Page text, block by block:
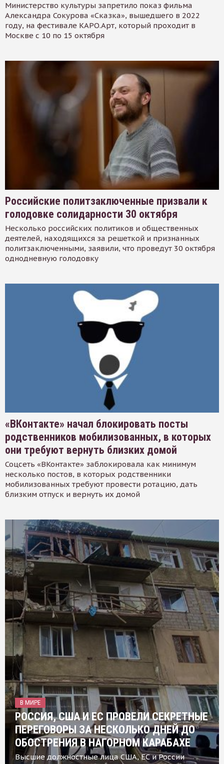
Министерство культуры запретило показ фильма
Александра Сокурова «Сказка», вышедшего в 2022
году, на фестивале КАРО.Арт, который проходит в
Москве с 10 по 15 октября
Российские политзаключенные призвали к
голодовке солидарности 30 октября
Несколько российских политиков и общественных
деятелей, находящихся за решеткой и признанных
политзаключенными, заявили, что проведут 30 октября
однодневную голодовку
«ВКонтакте» начал блокировать посты
родственников мобилизованных, в которых
они требуют вернуть близких домой
Соцсеть «ВКонтакте» заблокировала как минимум
несколько постов, в которых родственники
мобилизованных требуют провести ротацию, дать
близким отпуск и вернуть их домой
В МИРЕ
РОССИЯ, США И ЕС ПРОВЕЛИ СЕКРЕТНЫЕ
ПЕРЕГОВОРЫ ЗА НЕСКОЛЬКО ДНЕЙ ДО
ОБОСТРЕНИЯ В НАГОРНОМ КАРАБАХЕ
Высшие должностные лица США, ЕС и России